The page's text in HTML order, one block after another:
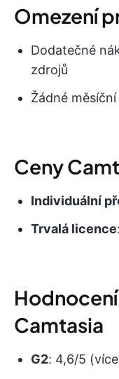
Omezení
Dodatečné
zdrojů
Žádné
Ceny
Individuální
Trvalá licence
Camtasia
G2: 4,6/5